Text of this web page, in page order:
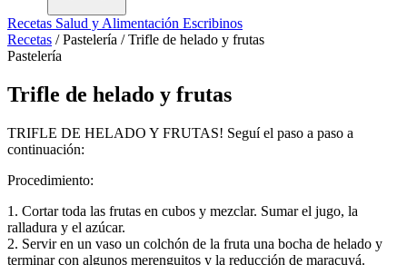
Recetas Salud y Alimentación Escribinos
Recetas / Pastelería / Trifle de helado y frutas
Pastelería
Trifle de helado y frutas
TRIFLE DE HELADO Y FRUTAS! Seguí el paso a paso a
continuación:
Procedimiento:
1. Cortar toda las frutas en cubos y mezclar. Sumar el jugo, la
ralladura y el azúcar.
2. Servir en un vaso un colchón de la fruta una bocha de helado y
terminar con algunos merenguitos y la reducción de maracuyá.